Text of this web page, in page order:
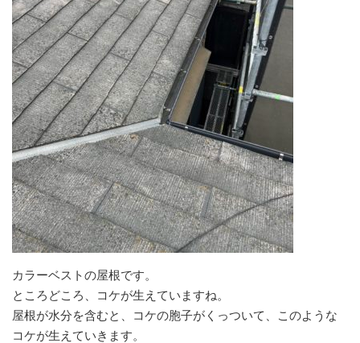
カラーベストの屋根です。
ところどころ、コケが生えていますね。
屋根が水分を含むと、コケの胞子がくっついて、このような
コケが生えていきます。